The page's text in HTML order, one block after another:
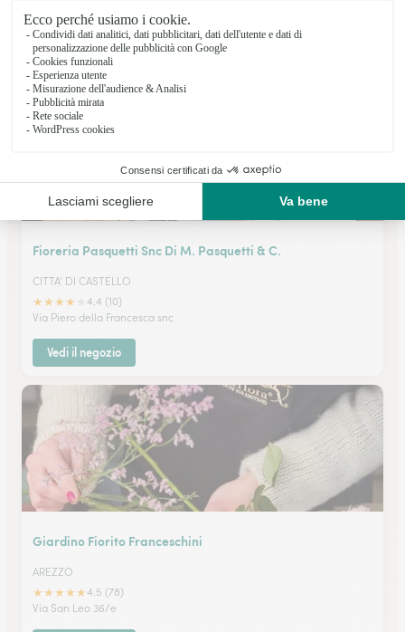
★ 4.5 (37)
Via Alessandro Dal Borro 18
Vedi il negozio
Fioreria Pasquetti Snc Di M. Pasquetti & C.
CITTA' DI CASTELLO
★★★★
4.4 (10)
Via Piero della Francesca snc
Vedi il negozio
Giardino Fiorito Franceschini
AREZZO
★★★★★4.5 (78)
Via San Leo 36/e